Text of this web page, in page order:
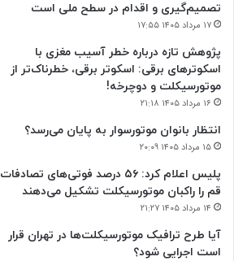
تصمیم‌گیری و اقدام در سطح ملی است
۱۷ مرداد ۱۴۰۵ ۱۷:۵۵
پژوهش تازه درباره خطر آسیب مغزی با
اسکوترهای برقی: اسکوتر برقی، خطرناک‌تر از
موتورسیکلت و دوچرخه!
۱۶ مرداد ۱۴۰۵ ۲۱:۱۸
انتظار بانوان موتورسوار به پایان می‌رسد؟
۱۵ مرداد ۱۴۰۵ ۲۰:۰۹
پلیس اعلام کرد: ۵۶ درصد فوتی‌های تصادفات
قم را راکبان موتورسیکلت تشکیل می‌دهند
۱۴ مرداد ۱۴۰۵ ۲۱:۲۷
آیا طرح ترافیک موتورسیکلت‌ها در تهران قرار
است اجرایی شود؟